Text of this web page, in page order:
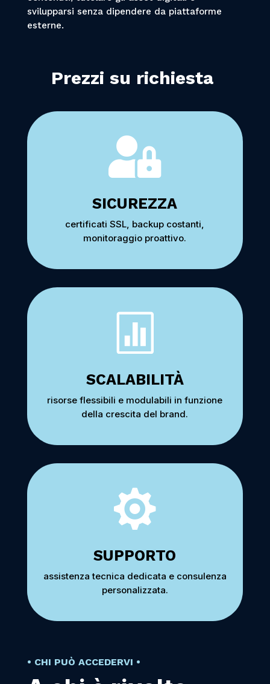
svilupparsi senza dipendere da piattaforme
esterne.
Prezzi su richiesta

SICUREZZA
certificati SSL, backup costanti,
monitoraggio proattivo.

SCALABILITÀ
risorse flessibili e modulabili in funzione
della crescita del brand.

SUPPORTO
assistenza tecnica dedicata e consulenza
personalizzata.
• CHI PUÒ ACCEDERVI •